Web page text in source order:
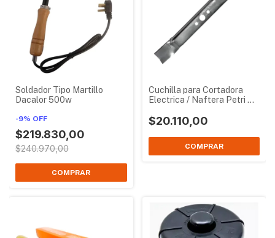
Soldador Tipo Martillo
Dacalor 500w
-9% OFF
$219.830,00
$240.970,00
Cuchilla para Cortadora
Electrica / Naftera Petri 41
$20.110,00